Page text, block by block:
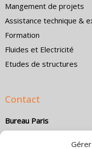
Mangement de projets
Assistance technique &
Formation
Fluides et Electricité
Etudes de structures
Contact
Bureau Paris
Le HUB – Business
Évry-Courcouronnes